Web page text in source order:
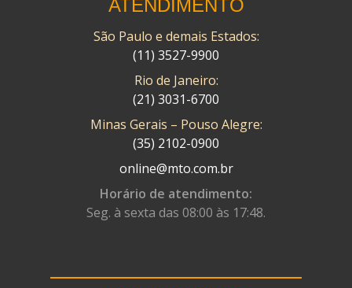
ATENDIMENTO
São Paulo e demais Estados:
(11) 3527-9900
Rio de Janeiro:
(21) 3031-6700
Minas Gerais – Pouso Alegre:
(35) 2102-0900
online@mto.com.br
Horário de atendimento:
Seg. à sexta das 08:00 às 17:48.